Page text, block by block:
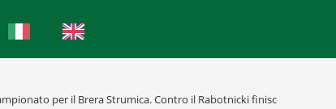
per il Brera Strumica. Contro il Rabotnicki finisce 0-0